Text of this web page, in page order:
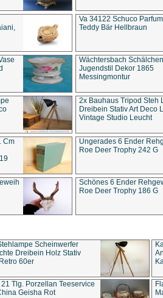
Va 34122 Schuco
Teddy Bär Hellbraun
Wächtersbach Schälchen
Jugendstil Dekor 1865
Messingmontur
2x Bauhaus Tripod Steh
Dreibein Stativ Art Deco
Vintage Studio Leucht
Cm
Ungerades 6 Ender
Roe Deer Trophy 242 G
Schönes 6 Ender
Roe Deer Trophy 186 G
Scheinwerfer
Dreibein Holz Stativ
60er
Tlg. Porzellan Teeservice
Geisha Rot